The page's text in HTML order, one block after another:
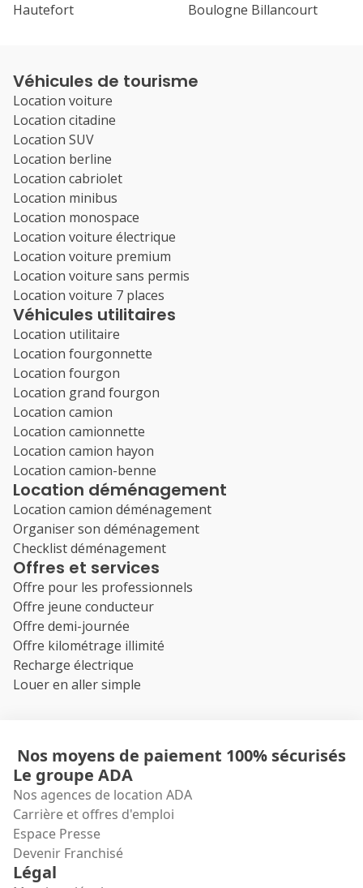
Hautefort
Boulogne Billancourt
Véhicules de tourisme
Location voiture
Location citadine
Location SUV
Location berline
Location cabriolet
Location minibus
Location monospace
Location voiture électrique
Location voiture premium
Location voiture sans permis
Location voiture 7 places
Véhicules utilitaires
Location utilitaire
Location fourgonnette
Location fourgon
Location grand fourgon
Location camion
Location camionnette
Location camion hayon
Location camion-benne
Location déménagement
Location camion déménagement
Organiser son déménagement
Checklist déménagement
Offres et services
Offre pour les professionnels
Offre jeune conducteur
Offre demi-journée
Offre kilométrage illimité
Recharge électrique
Louer en aller simple
Nos moyens de paiement 100% sécurisés
Le groupe ADA
Nos agences de location ADA
Carrière et offres d'emploi
Espace Presse
Devenir Franchisé
Légal